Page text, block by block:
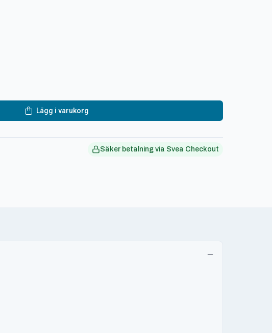
Lägg i varukorg
Säker betalning via Svea Checkout